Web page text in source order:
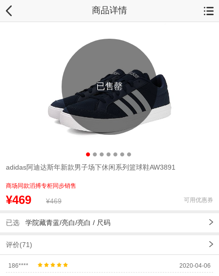
商品详情
已售罄
adidas阿迪达斯年新款男子场下休闲系列篮球鞋AW3891
商场同款滔搏专柜同步销售
¥469 ¥469 可用优惠券
已选 学院藏青蓝/亮白/亮白 / 尺码
评价(71)
186**** 2020-04-06